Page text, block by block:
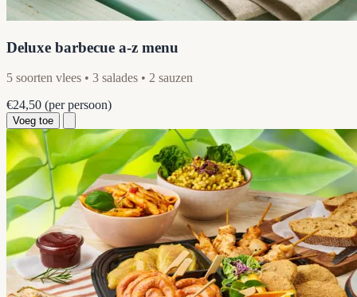
Deluxe barbecue a-z menu
5 soorten vlees • 3 salades • 2 sauzen
€24,50 (per persoon)
Voeg toe